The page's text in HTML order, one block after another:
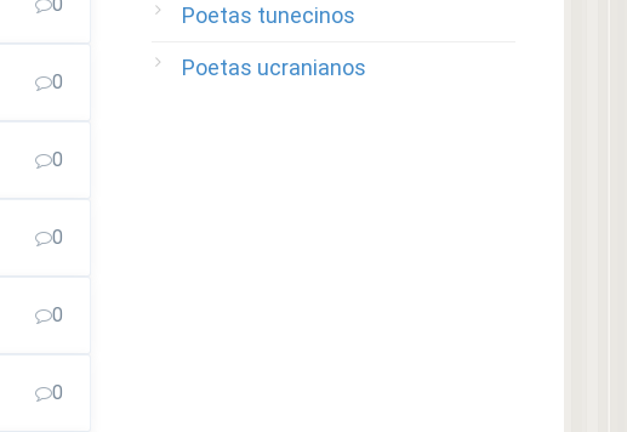
0
0
0
0
0
Poetas tunecinos
Poetas ucranianos